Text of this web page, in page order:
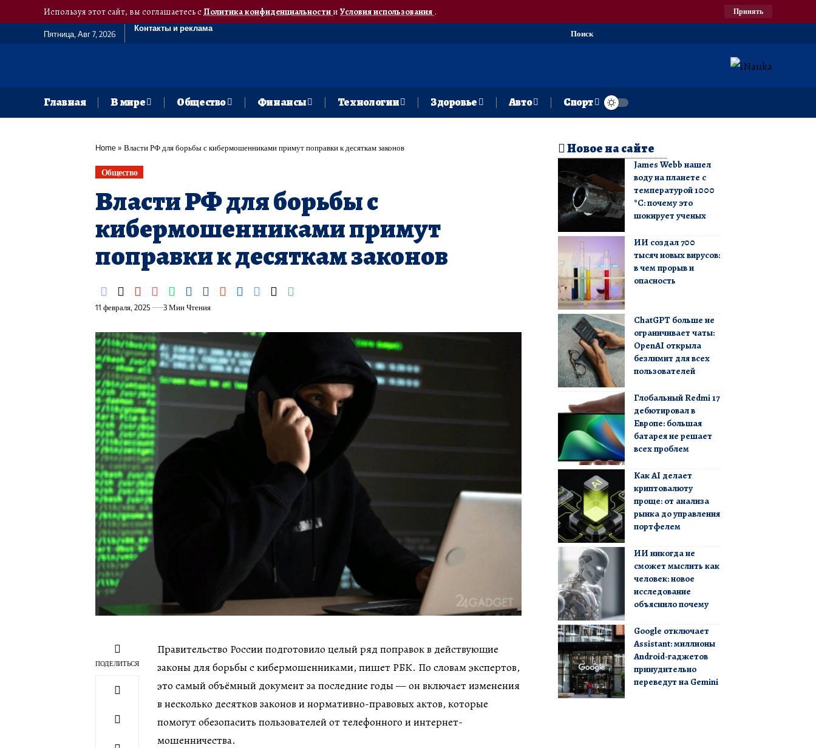
Используя этот сайт, вы соглашаетесь сПолитика конфиденциальностии Условия использования. Принять
Пятница, Авг 7, 2026
Контакты и реклама
Поиск
Главная В мире Общество Финансы Технологии Здоровье Авто Спорт
Home» Власти РФ для борьбы с кибермошенниками примут поправки к десяткам законов
Общество
Власти РФ для борьбы с
кибермошенниками примут
поправки к десяткам законов
11 февраля, 2025 3 Мин Чтения
ПОДЕЛИТЬСЯ
Правительство России подготовило целый ряд поправок в действующие
законы для борьбы с кибермошенниками, пишет РБК. По словам экспертов,
это самый объёмный документ за последние годы — он включает изменения
в несколько десятков законов и нормативно-правовых актов, которые
помогут обезопасить пользователей от телефонного и интернет-
мошенничества.
Новое на сайте
James Webb нашел
воду на планете с
температурой 1000
°C: почему это
шокирует ученых
ИИ создал 700
тысяч новых вирусов:
в чем прорыв и
опасность
ChatGPT больше не
ограничивает чаты:
OpenAI открыла
безлимит для всех
пользователей
Глобальный Redmi 17
дебютировал в
Европе: большая
батарея не решает
всех проблем
Как AI делает
криптовалюту
проще: от анализа
рынка до управления
портфелем
ИИ никогда не
сможет мыслить как
человек: новое
исследование
объяснило почему
Google отключает
Assistant: миллионы
Android-гаджетов
принудительно
переведут на Gemini